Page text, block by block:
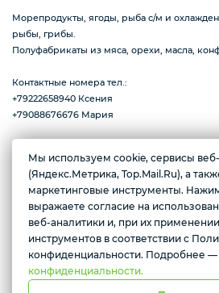
Замороженная ягода
Мороженое
Морепродукты, ягоды, рыба с/м и
рыбы, грибы.
Полуфабрикаты из мяса, орехи, масла,
Контактные номера тел.:
+79222658940 Ксения
+79088676676 Мария
г. Тюмень, ул. Ю.Р.-Г. Эрвье, д.12к1
Ежедневно с 10:00 до 20:00
Мы используем cookie, сервисы
(Яндекс.Метрика, Top.Mail.Ru), а
маркетинговые инструменты.
выражаете согласие на
веб-аналитики и, при их
инструментов в соответствии с
конфиденциальности. Подробнее —
конфиденциальности.
Желаете подозвать
Да